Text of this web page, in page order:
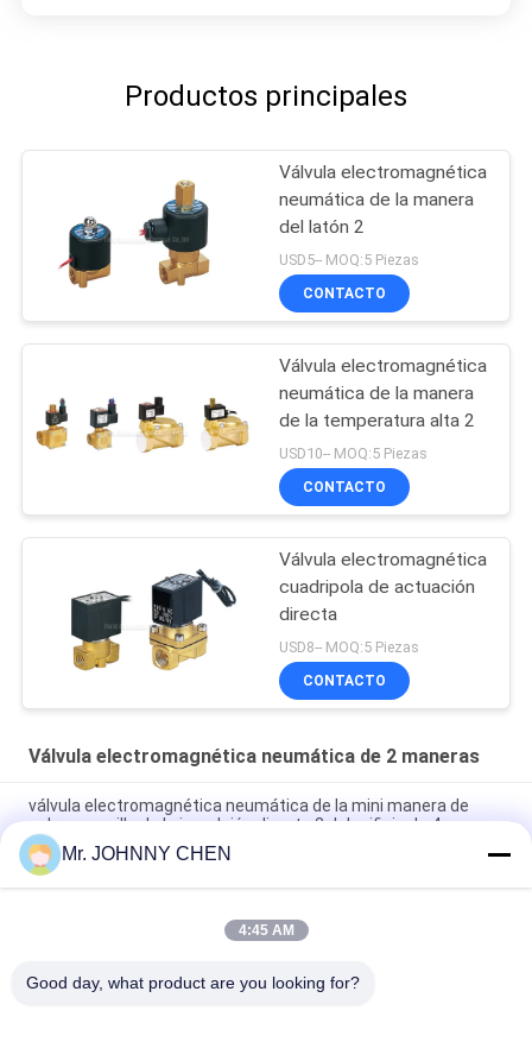
Productos principales
Válvula electromagnética
neumática de la manera
del latón 2
USD5-- MOQ:5 Piezas
CONTACTO
Válvula electromagnética
neumática de la manera
de la temperatura alta 2
USD10-- MOQ:5 Piezas
CONTACTO
Válvula electromagnética
cuadripola de actuación
directa
USD8-- MOQ:5 Piezas
CONTACTO
Válvula electromagnética neumática de 2 maneras
válvula electromagnética neumática de la mini manera de
cobre amarillo de la impulsión directa 2 del orificio de 4m m
válvula electromagnética neumática de cobre amarillo G1/2 "
~G2” del orificio 2/2 de 16~50m m con el sello de Viton
Válvula electromagnética neumática de la manera da alta
Mr. JOHNNY CHEN
4:45 AM
Good day, what product are you looking for?